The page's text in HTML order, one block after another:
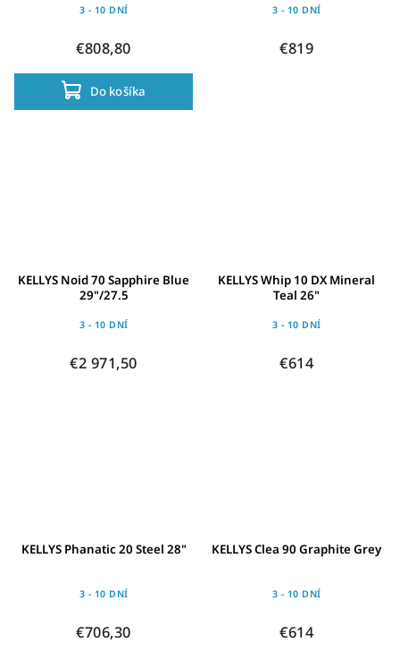
3 - 10 DNÍ
€808,80
Do košíka
3 - 10 DNÍ
€819
KELLYS Noid 70 Sapphire Blue
29"/27.5
3 - 10 DNÍ
€2 971,50
KELLYS Whip 10 DX Mineral
Teal 26"
3 - 10 DNÍ
€614
KELLYS Phanatic 20 Steel 28"
3 - 10 DNÍ
€706,30
KELLYS Clea 90 Graphite Grey
3 - 10 DNÍ
€614